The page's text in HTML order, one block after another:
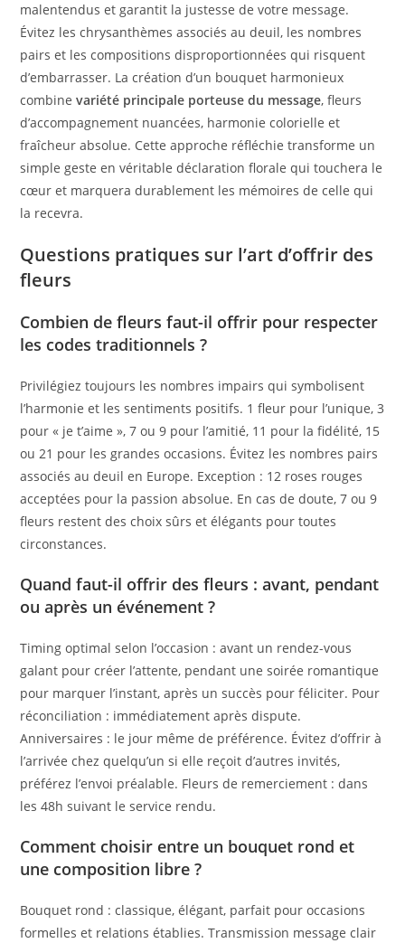
malentendus et garantit la justesse de votre message.
Évitez les chrysanthèmes associés au deuil, les nombres
pairs et les compositions disproportionnées qui risquent
d’embarrasser. La création d’un bouquet harmonieux
combinevariété principale porteuse du message, fleurs
d’accompagnement nuancées, harmonie colorielle et
fraîcheur absolue. Cette approche réfléchie transforme un
simple geste en véritable déclaration florale qui touchera le
cœur et marquera durablement les mémoires de celle qui
la recevra.
Questions pratiques sur l’art d’offrir des
fleurs
Combien de fleurs faut-il offrir pour respecter
les codes traditionnels ?
Privilégiez toujours les nombres impairs qui symbolisent
l’harmonie et les sentiments positifs. 1 fleur pour l’unique, 3
pour « je t’aime », 7 ou 9 pour l’amitié, 11 pour la fidélité, 15
ou 21 pour les grandes occasions. Évitez les nombres pairs
associés au deuil en Europe. Exception : 12 roses rouges
acceptées pour la passion absolue. En cas de doute, 7 ou 9
fleurs restent des choix sûrs et élégants pour toutes
circonstances.
Quand faut-il offrir des fleurs : avant, pendant
ou après un événement ?
Timing optimal selon l’occasion : avant un rendez-vous
galant pour créer l’attente, pendant une soirée romantique
pour marquer l’instant, après un succès pour féliciter. Pour
réconciliation : immédiatement après dispute.
Anniversaires : le jour même de préférence. Évitez d’offrir à
l’arrivée chez quelqu’un si elle reçoit d’autres invités,
préférez l’envoi préalable. Fleurs de remerciement : dans
les 48h suivant le service rendu.
Comment choisir entre un bouquet rond et
une composition libre ?
Bouquet rond : classique, élégant, parfait pour occasions
formelles et relations établies. Transmission message clair